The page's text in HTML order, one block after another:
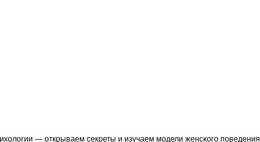
— открываем секреты и изучаем модели женского поведения